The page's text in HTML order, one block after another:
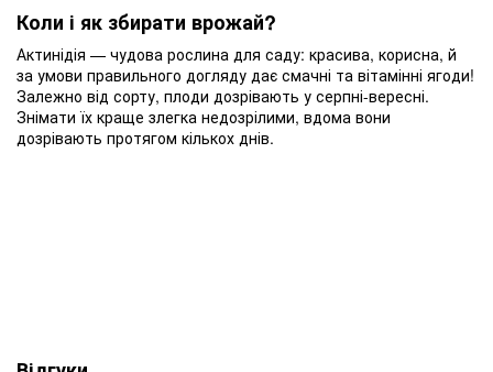
Коли і як збирати врожай?
Актинідія — чудова рослина для саду: красива, корисна, й
за умови правильного догляду дає смачні та вітамінні ягоди!
Залежно від сорту, плоди дозрівають у серпні-вересні.
Знімати їх краще злегка недозрілими, вдома вони
дозрівають протягом кількох днів.